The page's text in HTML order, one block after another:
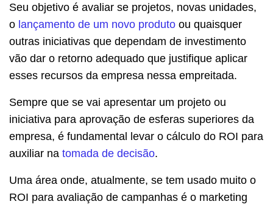
Seu objetivo é avaliar se projetos, novas unidades,
o lançamento de um novo produto ou quaisquer
outras iniciativas que dependam de investimento
vão dar o retorno adequado que justifique aplicar
esses recursos da empresa nessa empreitada.
Sempre que se vai apresentar um projeto ou
iniciativa para aprovação de esferas superiores da
empresa, é fundamental levar o cálculo do ROI para
auxiliar na tomada de decisão.
Uma área onde, atualmente, se tem usado muito o
ROI para avaliação de campanhas é o marketing